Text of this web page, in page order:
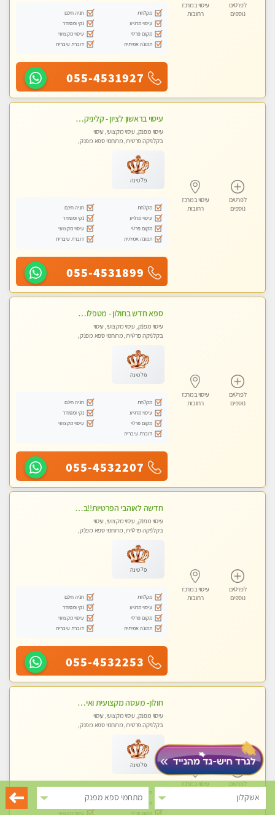
אשקלון מתחמי ספא מפנק
לפרטים
נוספים
עיסוי במרכז
רחובות
מקלחת
חניה חינם
עיסוי מרגיע
נקי ומסודר
מקום פרטי
עיסוי מקצועי
תמונה אמיתית
דוברת עיברית
055-4531927
לפרטים
נוספים
עיסוי במרכז
רחובות
עיסוי בראשון לציון - קליניקה פרטית עיסוי קסום איכותי ומרגיע מידי זהב עיסוי שבדי קלאסי ורפלקסולוגיה שרות מקצועי טל- 052-4818650
עיסוי מפנק, עיסוי מקצועי, עיסוי
בקלניקה פרטית, מתחמי ספא מפנק,
פלטינה
מקלחת
חניה חינם
עיסוי מרגיע
נקי ומסודר
מקום פרטי
עיסוי מקצועי
תמונה אמיתית
דוברת עיברית
055-4531899
לפרטים
נוספים
עיסוי במרכז
רחובות
ספא חדש בחולון - מטפלות מקצועיות ברמה גבוהה מומלץ מאוד !!! . . highly recommended..new in the city -אין פרטים נוספים במקום -ללא מין !!
עיסוי מפנק, עיסוי מקצועי, עיסוי
בקלניקה פרטית, מתחמי ספא מפנק,
פלטינה
מקלחת
חניה חינם
עיסוי מרגיע
נקי ומסודר
מקום פרטי
עיסוי מקצועי
דוברת עיברית
055-4532207
לפרטים
נוספים
עיסוי במרכז
רחובות
חדשה לאוהבי הפרטיות!!בראשון לציון! מעסה vip מפנקת בקליניקה פרטית לחלוטין!!! לבד! לרציניים בלבד! מומלץ!
עיסוי מפנק, עיסוי מקצועי, עיסוי
בקלניקה פרטית, מתחמי ספא מפנק,
פלטינה
מקלחת
חניה חינם
עיסוי מרגיע
נקי ומסודר
מקום פרטי
עיסוי מקצועי
תמונה אמיתית
דוברת עיברית
055-4532253
לפרטים
נוספים
עיסוי במרכז
חולון- מעסה מקצועית ואיכותי
עיסוי מפנק, עיסוי מקצועי, עיסוי
בקלניקה פרטית, מתחמי ספא מפנק,
פלטינה
מקלחת
עיסוי מרגיע
מקום פרטי
עיסוי מקצועי